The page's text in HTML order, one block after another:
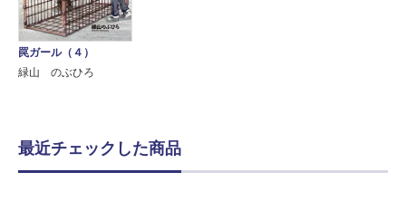
罠ガール（４）
緑山 のぶひろ
最近チェックした商品